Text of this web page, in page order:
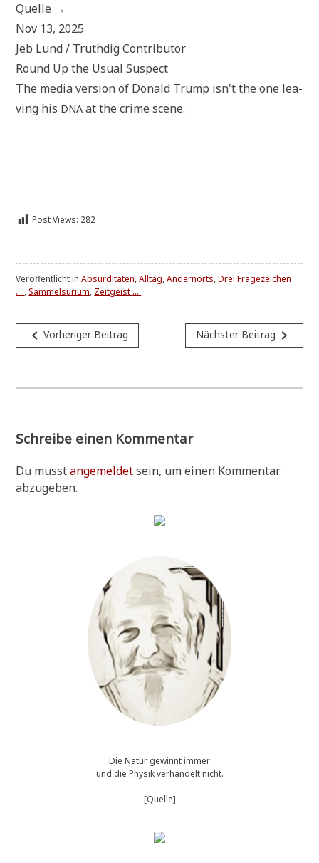
Quel­le →
Nov 13, 2025
Jeb Lund / Truth­dig Contributor
Round Up the Usu­al Suspect
The media ver­si­on of Donald Trump isn't the one lea­
ving his DNA at the crime scene.
Post Views: 282
Veröffentlicht inAbsurditäten,Alltag,Andernorts,Drei Fragezeichen
....,Sammelsurium, Zeitgeist ....
Beitragsnavigation
navigate_beforeVorheriger Beitrag Nächster Beitrag navigate_next
Schreibe einen Kommentar
Du musstangemeldetsein, um einen Kommentar
abzugeben.
Die Natur gewinnt immer
und die Physik verhandelt nicht.
[Quelle]